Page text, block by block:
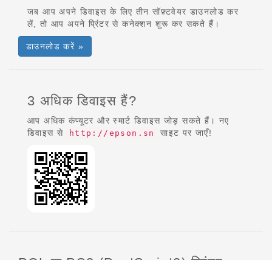
जब आप अपने डिवाइस के लिए तीन सॉफ़्टवेयर डाउनलोड कर
लें, तो आप अपने प्रिंटर से कनेक्शन शुरू कर सकते हैं।
डाउनलोड करें »
3 अधिक डिवाइस हैं?
आप अधिक कंप्यूटर और स्मार्ट डिवाइस जोड़ सकते हैं। नए
डिवाइस से
http://epson.sn साइट पर जाएँ!